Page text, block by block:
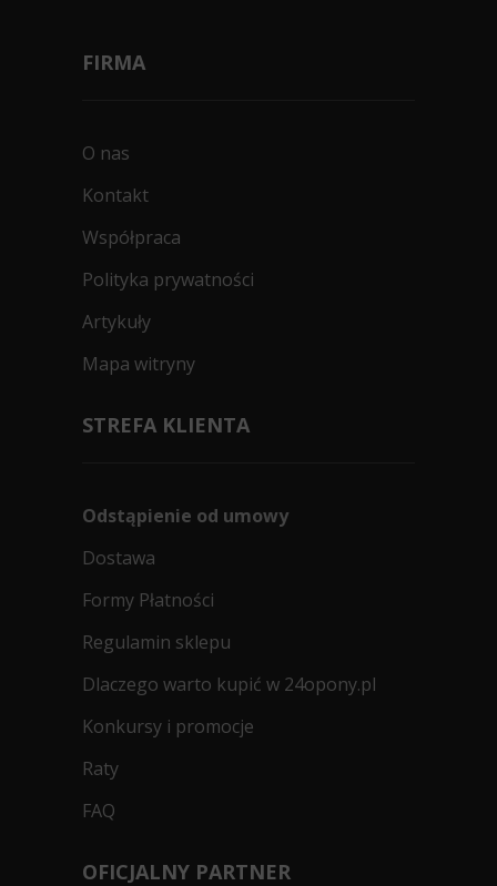
FIRMA
O nas
Kontakt
Współpraca
Polityka prywatności
Artykuły
Mapa witryny
STREFA KLIENTA
Odstąpienie od umowy
Dostawa
Formy Płatności
Regulamin sklepu
Dlaczego warto kupić w 24opony.pl
Konkursy i promocje
Raty
FAQ
OFICJALNY PARTNER